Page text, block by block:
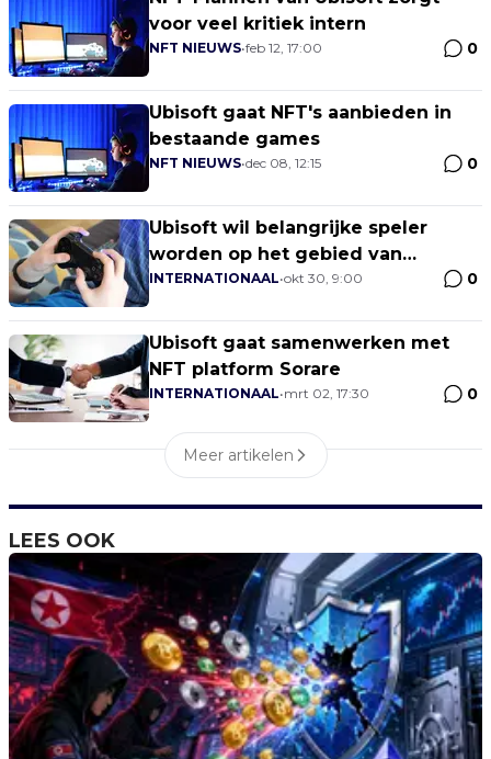
voor veel kritiek intern
NFT NIEUWS•feb 12, 17:00 0
Ubisoft gaat NFT's aanbieden in
bestaande games
NFT NIEUWS•dec 08, 12:15 0
Ubisoft wil belangrijke speler
worden op het gebied van
blockchain-gaming
INTERNATIONAAL•okt 30, 9:00 0
Ubisoft gaat samenwerken met
NFT platform Sorare
INTERNATIONAAL•mrt 02, 17:30 0
Meer artikelen
LEES OOK